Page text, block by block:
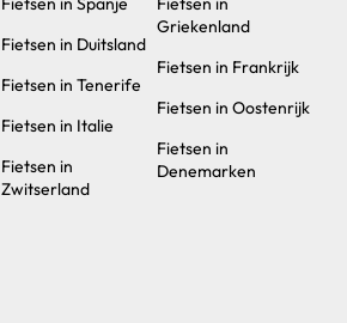
Fietsen in Duitsland
Fietsen in Tenerife
Fietsen in Italie
Fietsen in
Zwitserland
Griekenland
Fietsen in Frankrijk
Fietsen in Oostenrijk
Fietsen in
Denemarken